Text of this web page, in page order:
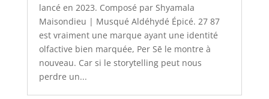
lancé en 2023. Composé par Shyamala
Maisondieu | Musqué Aldéhydé Épicé. 27 87
est vraiment une marque ayant une identité
olfactive bien marquée, Per Sē le montre à
nouveau. Car si le storytelling peut nous
perdre un...